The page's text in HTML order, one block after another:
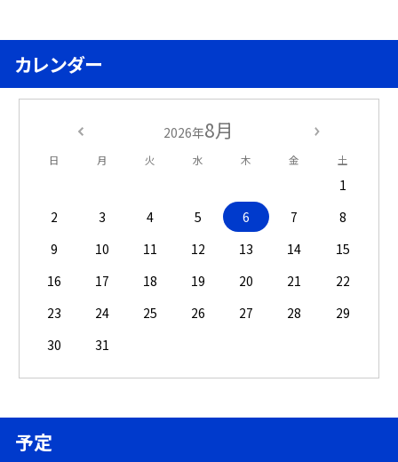
カレンダー
2026年8月
日 月 火 水 木 金 土
1
2
3 4 5 6 7
8
9
10 11 12 13 14
15
16
17 18 19 20 21
22
23
24 25 26 27 28
29
30
31
予定